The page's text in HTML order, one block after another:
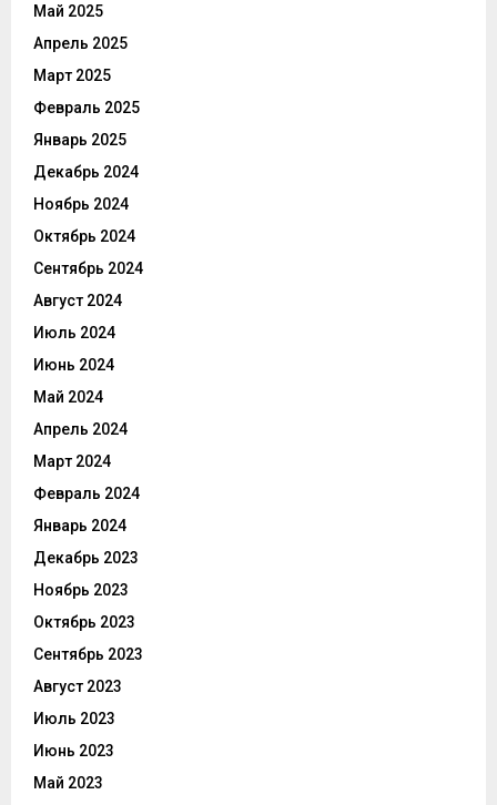
Май 2025
Апрель 2025
Март 2025
Февраль 2025
Январь 2025
Декабрь 2024
Ноябрь 2024
Октябрь 2024
Сентябрь 2024
Август 2024
Июль 2024
Июнь 2024
Май 2024
Апрель 2024
Март 2024
Февраль 2024
Январь 2024
Декабрь 2023
Ноябрь 2023
Октябрь 2023
Сентябрь 2023
Август 2023
Июль 2023
Июнь 2023
Май 2023